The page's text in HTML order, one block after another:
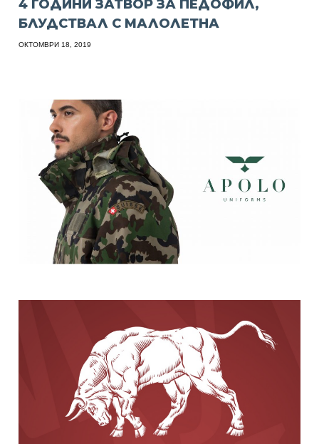
4 ГОДИНИ ЗАТВОР ЗА ПЕДОФИЛ,
БЛУДСТВАЛ С МАЛОЛЕТНА
ОКТОМВРИ 18, 2019